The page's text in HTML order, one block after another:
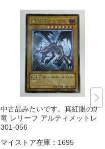
中古品みたいです。真紅眼の黒
竜 レリーフ アルティメットレア
301-056
マイストア在庫： 1695